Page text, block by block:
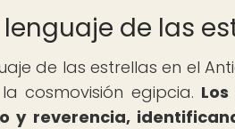
de las
de las estrellas en el
cosmovisión egipcia.
y reverencia,